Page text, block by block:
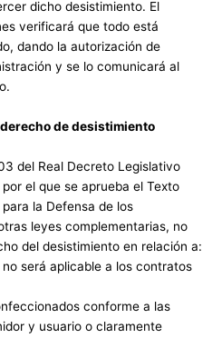
dicho desistimiento. El
verificará que todo está
dando la autorización de
y se lo comunicará al
de desistimiento
del Real Decreto Legislativo
el que se aprueba el Texto
la Defensa de los
leyes complementarias, no
del desistimiento en relación a:
será aplicable a los contratos
conforme a las
y usuario o claramente